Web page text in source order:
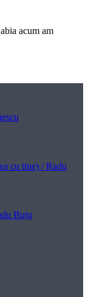
acum am
cu tine) / Radu
Buțu